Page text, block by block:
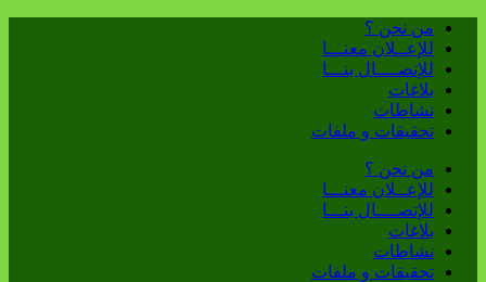
من نحن ؟
للإعــلان معنـــا
للإتصــــال بنـــا
بلاغات
نشاطات
تحقيقات و ملفات
من نحن ؟
للإعــلان معنـــا
للإتصــــال بنـــا
بلاغات
نشاطات
تحقيقات و ملفات